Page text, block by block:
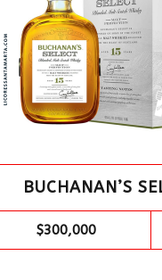
BUCHANAN’S
$300,000